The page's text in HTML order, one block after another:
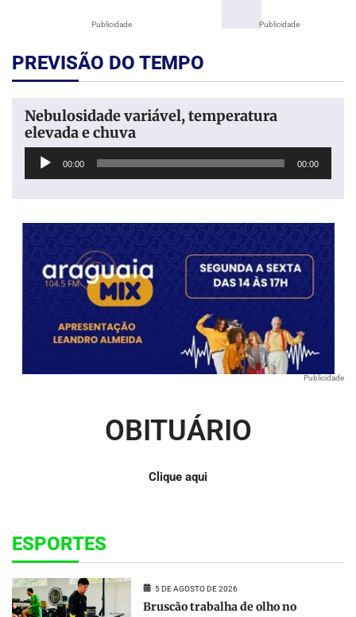
Publicidade Publicidade
PREVISÃO DO TEMPO
Nebulosidade variável, temperatura
elevada e chuva
Tocador
00:00 00:00
Publicidade
OBITUÁRIO
Clique aqui
ESPORTES
5 DE AGOSTO DE 2026
Bruscão trabalha de olho no